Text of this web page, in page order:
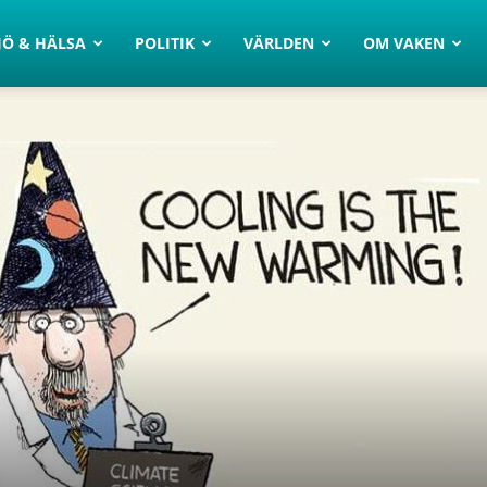
& HÄLSA POLITIK VÄRLDEN OM VAKEN